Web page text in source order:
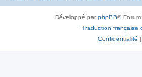
Développé parphpBB®
Traduction française
Confidentialité |